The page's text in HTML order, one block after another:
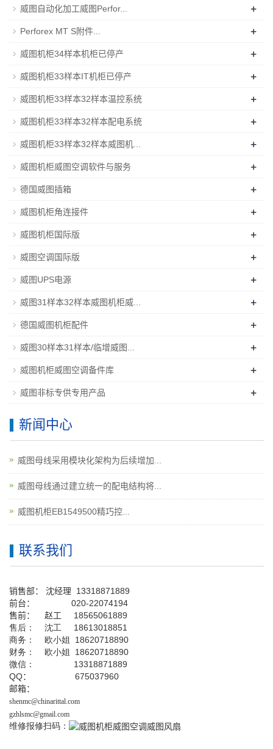
威图自动化加工威图Perfor... +
Perforex MT S附件... +
威图机柜34样本机柜已停产 +
威图机柜33样本IT机柜已停产 +
威图机柜33样本32样本温控系统 +
威图机柜33样本32样本配电系统 +
威图机柜33样本32样本威图机... +
威图机柜威图空调软件与服务 +
德国威图插箱 +
威图机柜角连接件 +
威图机柜国际版 +
威图空调国际版 +
威图UPS电源 +
威图31样本32样本威图机柜威... +
德国威图机柜配件 +
威图30样本31样本/临增威图... +
威图机柜威图空调备件库 +
威图非标专供专用产品 +
新闻中心
威图母线采用模块化架构为后续增加...
威图母线通过建立统一的配电结构将...
威图机柜EB1549500精巧控...
联系我们
销售部： 沈经理 13318871889
前台： 020-22074194
售前： 赵工 18565061889
售后： 沈工 18613018851
商务： 欧小姐 18620718890
财务： 欧小姐 18620718890
微信： 13318871889
QQ： 675037960
邮箱：
shenmc@chinarittal.com
gzhlsmc@gmail.com
维修报修扫码：